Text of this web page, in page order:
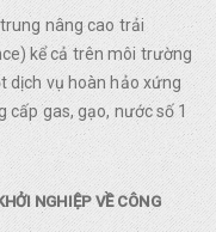
nâng cao trải
kể cả trên môi trường
dịch vụ hoàn hảo xứng
gas, gạo, nước số 1
NGHIỆP VỀ CÔNG